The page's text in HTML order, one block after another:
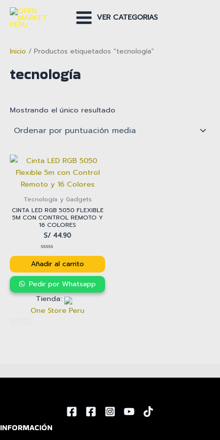
contenido
Main
VER CATEGORIAS
Inicio / Productos etiquetados “tecnología”
tecnología
Mostrando el único resultado
Tecnología y Gadgets
CINTA LED RGB 5050 FLEXIBLE
5M CON CONTROL REMOTO Y
16 COLORES
S/ 44.90
Valorado
con
0
de
Añadir al carrito
Pedir por Whatsapp
Tienda:
One Store Peru
INFORMACIÓN